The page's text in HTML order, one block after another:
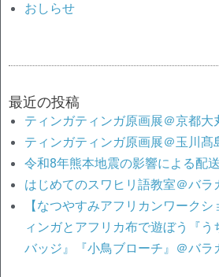
おしらせ
最近の投稿
ティンガティンガ原画展＠京都大
ティンガティンガ原画展＠玉川髙
令和8年熊本地震の影響による配
はじめてのスワヒリ語教室＠バラ
【なつやすみアフリカンワーク
ィンガとアフリカ布で遊ぼう『
バッジ』『小鳥ブローチ』＠バラ